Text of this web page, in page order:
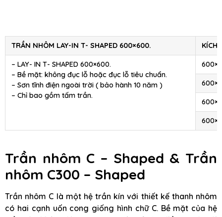
TRẦN NHÔM LAY-IN T- SHAPED 600×600. KÍCH
– LAY- IN T- SHAPED 600×600.
– Bề mặt: không đục lỗ hoặc đục lỗ tiêu chuẩn.
– Sơn tĩnh điện ngoài trời ( bảo hành 10 năm )
– Chỉ bao gồm tấm trần.
Trần nhôm C – Shaped & Trần
nhôm C300 – Shaped
Trần nhôm C là một hệ trần kín với thiết kế thanh nhôm
có hai cạnh uốn cong giống hình chữ C. Bề mặt của hệ